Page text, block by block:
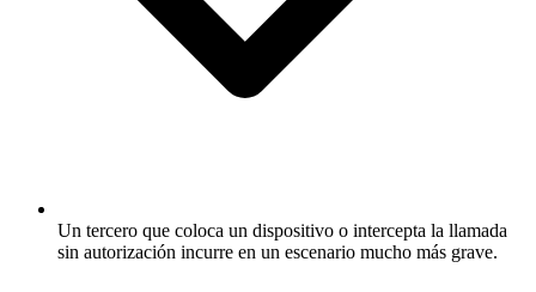
Un tercero que coloca un dispositivo o intercepta la llamada
sin autorización incurre en un escenario mucho más grave.